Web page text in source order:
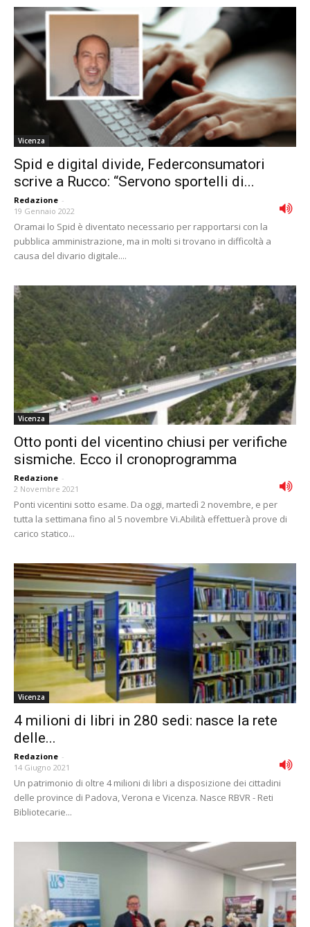
Vicenza
Spid e digital divide, Federconsumatori
scrive a Rucco: “Servono sportelli di...
Redazione -
19 Gennaio 2022
Oramai lo Spid è diventato necessario per rapportarsi con la
pubblica amministrazione, ma in molti si trovano in difficoltà a
causa del divario digitale....
Vicenza
Otto ponti del vicentino chiusi per verifiche
sismiche. Ecco il cronoprogramma
Redazione -
2 Novembre 2021
Ponti vicentini sotto esame. Da oggi, martedì 2 novembre, e per
tutta la settimana fino al 5 novembre Vi.Abilità effettuerà prove di
carico statico...
Vicenza
4 milioni di libri in 280 sedi: nasce la rete
delle...
Redazione -
14 Giugno 2021
Un patrimonio di oltre 4 milioni di libri a disposizione dei cittadini
delle province di Padova, Verona e Vicenza. Nasce RBVR - Reti
Bibliotecarie...